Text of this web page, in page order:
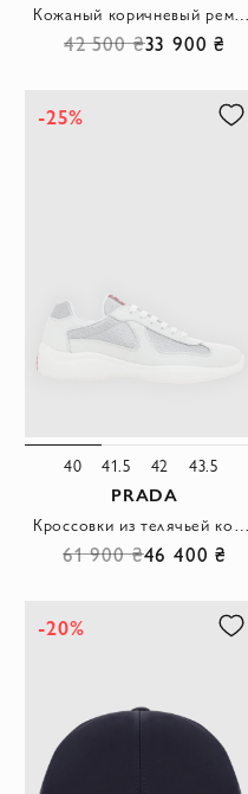
Кожаный коричневый ремень женский с логотипом
42 500 ₴33 900 ₴
-25%
40 41.5 42 43.5
PRADA
Кроссовки из телячьей кожи и сетки мужские белые
61 900 ₴46 400 ₴
-20%